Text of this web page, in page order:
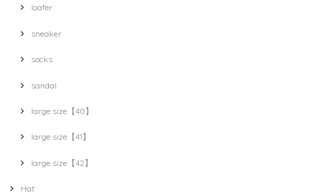
loafer
sneaker
socks
sandal
large size【40】
large size【41】
large size【42】
Hat